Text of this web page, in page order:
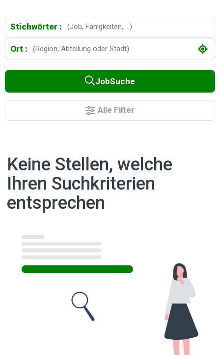
Stichwörter :
Ort :
JobSuche
Alle Filter
Keine Stellen, welche
Ihren Suchkriterien
entsprechen
Ergebnisse